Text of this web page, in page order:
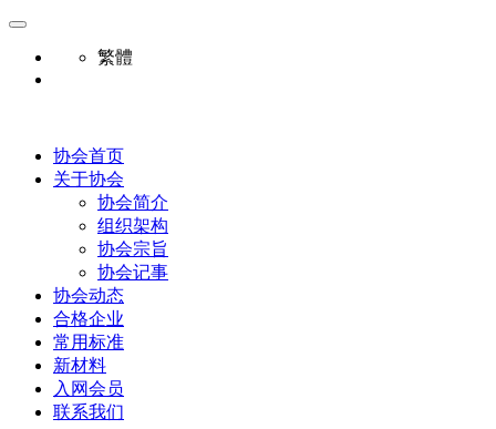
繁體
协会首页
关于协会
协会简介
组织架构
协会宗旨
协会记事
协会动态
合格企业
常用标准
新材料
入网会员
联系我们